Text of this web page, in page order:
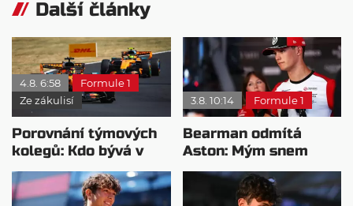
Další články
4.8. 6:58
Formule 1
Ze zákulisí
Porovnání týmových
kolegů: Kdo bývá v
sobotu nejrychlejší?
3.8. 10:14 Formule 1
Bearman odmítá
Aston: Mým snem
zůstává Ferrari